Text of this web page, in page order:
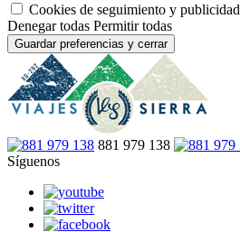
Cookies de seguimiento y publicidad
Denegar todas Permitir todas
Guardar preferencias y cerrar
881 979 138
Síguenos